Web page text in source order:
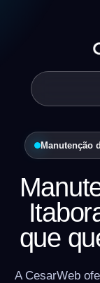
Manutenção
que
A CesarWeb